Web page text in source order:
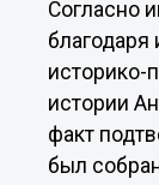
Согласно
историко-
истории
факт
был